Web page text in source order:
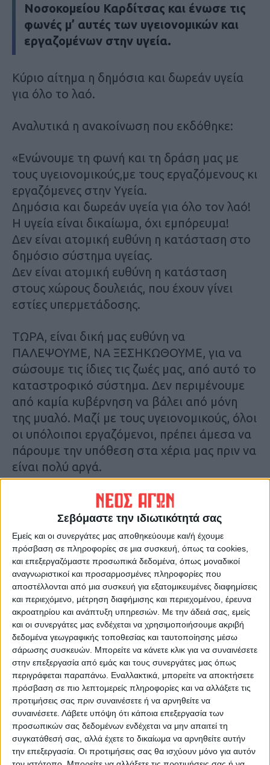
Σεβόμαστε την ιδιωτικότητά σας
Εμείς και οι συνεργάτες μας αποθηκεύουμε και/ή έχουμε
πρόσβαση σε πληροφορίες σε μια συσκευή, όπως τα cookies,
και επεξεργαζόμαστε προσωπικά δεδομένα, όπως μοναδικοί
αναγνωριστικοί και προσαρμοσμένες πληροφορίες που
αποστέλλονται από μια συσκευή για εξατομικευμένες διαφημίσεις
και περιεχόμενο, μέτρηση διαφήμισης και περιεχομένου, έρευνα
ακροατηρίου και ανάπτυξη υπηρεσιών. Με την άδειά σας, εμείς
και οι συνεργάτες μας ενδέχεται να χρησιμοποιήσουμε ακριβή
δεδομένα γεωγραφικής τοποθεσίας και ταυτοποίησης μέσω
σάρωσης συσκευών. Μπορείτε να κάνετε κλικ για να συναινέσετε
στην επεξεργασία από εμάς και τους συνεργάτες μας όπως
περιγράφεται παραπάνω. Εναλλακτικά, μπορείτε να αποκτήσετε
πρόσβαση σε πιο λεπτομερείς πληροφορίες και να αλλάξετε τις
προτιμήσεις σας πριν συναινέσετε ή να αρνηθείτε να
συναινέσετε. Λάβετε υπόψη ότι κάποια επεξεργασία των
προσωπικών σας δεδομένων ενδέχεται να μην απαιτεί τη
συγκατάθεσή σας, αλλά έχετε το δικαίωμα να αρνηθείτε αυτήν
την επεξεργασία. Οι προτιμήσεις σας θα ισχύουν μόνο για αυτόν
Νοσοκομείου Καρδίτσας και ένωσε τις
φωνές μ’ αυτές των υγειονομικών και
εργαζομένων στην υγεία.
Κύριο αίτημα η δημόσια και δωρεάν υγεία
για όλο το λαό.
Αναλυτικά η ανακοίνωση που εκδόθηκε:
«Ενώνουμε τη φωνή και τη δράση μας με
τους υγειονομικούς,με τους εργαζόμενους κι
εργαζόμενες στην Υγεία.
Δημόσια και δωρεάν υγεία για όλο τον λαό!
Η υγεία είναι δικαίωμα, όχι εμπόρευμα!
Δεν είναι ατομική ευθύνη η κατάσταση στο
δημόσιο σύστημα υγείας.
Δεν είναι ατομική ευθύνη η κατάσταση
στους χώρους δουλειάς, που έχουν γίνει
εστίες υπερμετάδοσης.
ΤΩΡΑ, είναι δική μας ευθύνη να
ΠΑΛΕΨΟΥΜΕ, ΝΑ ΞΕΣΗΚΩΘΟΥΜΕ, για να
σώσουμε τις ίδιες τις ζωές μας, από αυτό το
καταστροφικό σύστημα. Δεν περιμένουμε
από καμία κυβέρνηση να βάλει από μόνη
της μυαλό. Μαζί με τους υγειονομικούς, όλοι
οι υπόλοιποι εργαζόμενοι, πρέπει άμεσα να
πάρουμε την υπόθεση στα χέρια μας πριν να
είναι πολύ αργά.
OI ΑΓΩΝΕΣ ΜΑΣ ΔΕΝ ΜΠΑΙΝΟΥΝ ΣΕ
Ο ΛΑΟΣ ΘΑ ΣΩΣΕΙ ΤΟΝ ΛΑΟ
Δίκτυο Αλληλεγγύης και Αγώνα Καρδίτσας
για ζωή, υγεία και ελευθερία
Τελευταίες Ειδήσεις Σήμερα